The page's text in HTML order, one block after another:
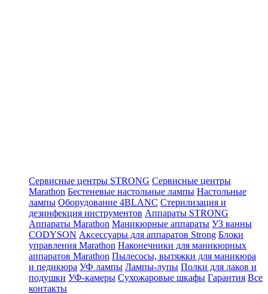
Сервисные центры STRONG Сервисные центры
Marathon Бестеневые настольные лампы Настольные
лампы Оборудование 4BLANC Стерилизация и
дезинфекция инструментов Аппараты STRONG
Аппараты Marathon Маникюрные аппараты УЗ ванны
CODYSON Аксессуары для аппаратов Strong Блоки
управления Marathon Наконечники для маникюрных
аппаратов Marathon Пылесосы, вытяжки для маникюра
и педикюра УФ лампы Лампы-лупы Полки для лаков и
подушки УФ-камеры Сухожаровые шкафы Гарантия Все
контакты